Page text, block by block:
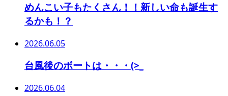
めんこい子もたくさん！！新しい命も誕生す
るかも！？
2026.06.05
台風後のボートは・・・(>_
2026.06.04